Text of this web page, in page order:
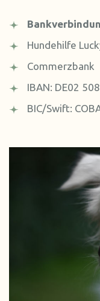
Hundehilfe
Commerzbank
IBAN: DE02
BIC/Swift: